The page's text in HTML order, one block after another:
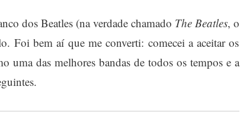
dos Beatles (na verdade chamado The Beatles, o
Foi bem aí que me converti: comecei a aceitar os
uma das melhores bandas de todos os tempos e a